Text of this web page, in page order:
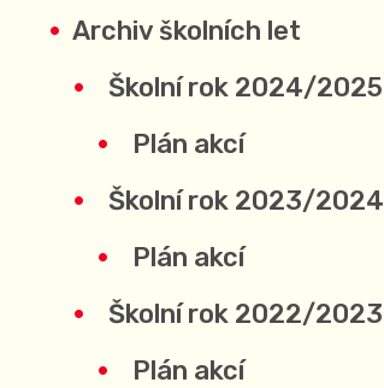
Archiv školních let
Školní rok 2024/2025
Plán akcí
Školní rok 2023/2024
Plán akcí
Školní rok 2022/2023
Plán akcí